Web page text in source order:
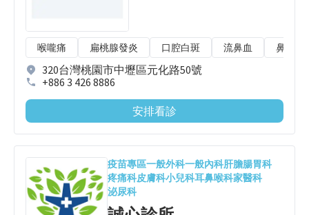
喉嚨痛 扁桃腺發炎 口腔白斑 流鼻血 鼻竇炎
320台灣桃園市中壢區元化路50號
+886 3 426 8886
安排看診
疫苗專區一般外科一般內科肝膽腸胃科
疼痛科皮膚科小兒科耳鼻喉科家醫科
泌尿科